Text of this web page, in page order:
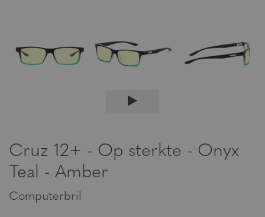
Cruz 12+ - Op sterkte - Onyx
Teal - Amber
Computerbril